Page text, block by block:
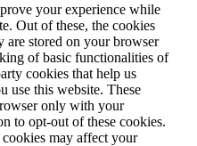
your experience while
Out of these, the cookies
are stored on your browser
of basic functionalities of
cookies that help us
use this website. These
only with your
to opt-out of these cookies.
may affect your